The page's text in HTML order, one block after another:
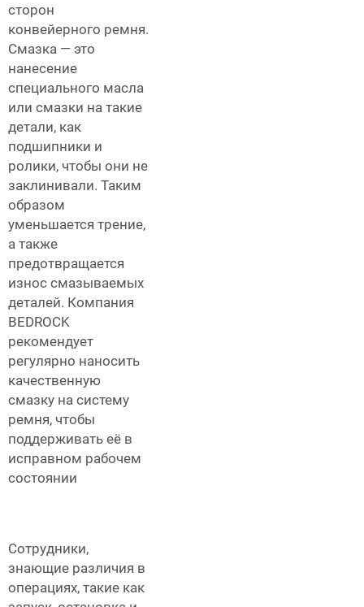
сторон
конвейерного ремня.
Смазка — это
нанесение
специального масла
или смазки на такие
детали, как
подшипники и
ролики, чтобы они не
заклинивали. Таким
образом
уменьшается трение,
а также
предотвращается
износ смазываемых
деталей. Компания
BEDROCK
рекомендует
регулярно наносить
качественную
смазку на систему
ремня, чтобы
поддерживать её в
исправном рабочем
состоянии
Сотрудники,
знающие различия в
операциях, такие как